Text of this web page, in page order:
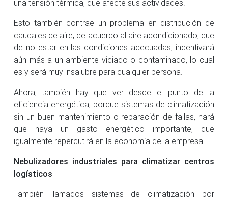
una tensión térmica, que afecte sus actividades.
Esto también contrae un problema en distribución de
caudales de aire, de acuerdo al aire acondicionado, que
de no estar en las condiciones adecuadas, incentivará
aún más a un ambiente viciado o contaminado, lo cual
es y será muy insalubre para cualquier persona.
Ahora, también hay que ver desde el punto de la
eficiencia energética, porque sistemas de climatización
sin un buen mantenimiento o reparación de fallas, hará
que haya un gasto energético importante, que
igualmente repercutirá en la economía de la empresa.
Nebulizadores industriales para climatizar centros
logísticos
También llamados sistemas de climatización por